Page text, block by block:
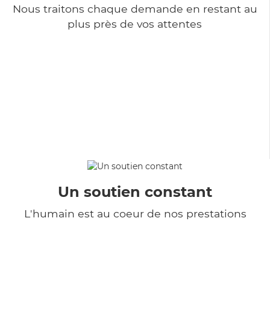
Nous traitons chaque demande en restant au
plus près de vos attentes
Un soutien constant
L'humain est au coeur de nos prestations